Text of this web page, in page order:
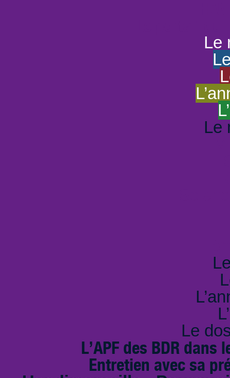
Le
Le
Le
L’APF des BDR
Entretien avec sa